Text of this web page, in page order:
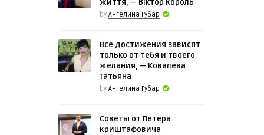
життя, — Віктор Король
by Ангелина Губар
Все достижения зависят
только от тебя и твоего
желания, — Ковалева
Татьяна
by Ангелина Губар
Советы от Петера
Криштафовича